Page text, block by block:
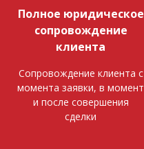
Полное юридическое
сопровождение
клиента
Сопровождение клиента с
момента заявки, в момент
и после совершения
сделки